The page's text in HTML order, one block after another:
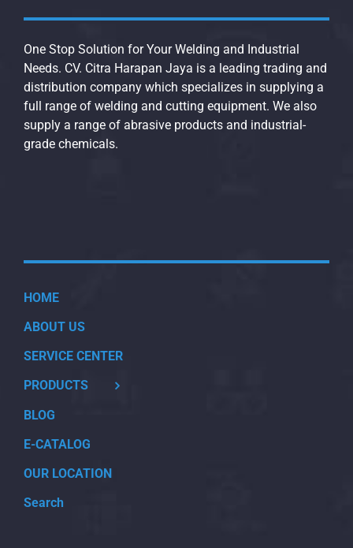
One Stop Solution for Your Welding and Industrial
Needs. CV. Citra Harapan Jaya is a leading trading and
distribution company which specializes in supplying a
full range of welding and cutting equipment. We also
supply a range of abrasive products and industrial-
grade chemicals.
HOME
ABOUT US
SERVICE CENTER
PRODUCTS
BLOG
E-CATALOG
OUR LOCATION
Search